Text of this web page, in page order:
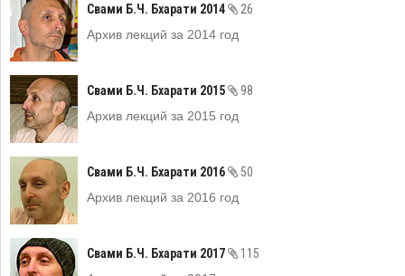
Свами Б.Ч. Бхарати 2014
26
Архив лекций за 2014 год
Свами Б.Ч. Бхарати 2015
98
Архив лекций за 2015 год
Свами Б.Ч. Бхарати 2016
50
Архив лекций за 2016 год
Свами Б.Ч. Бхарати 2017
115